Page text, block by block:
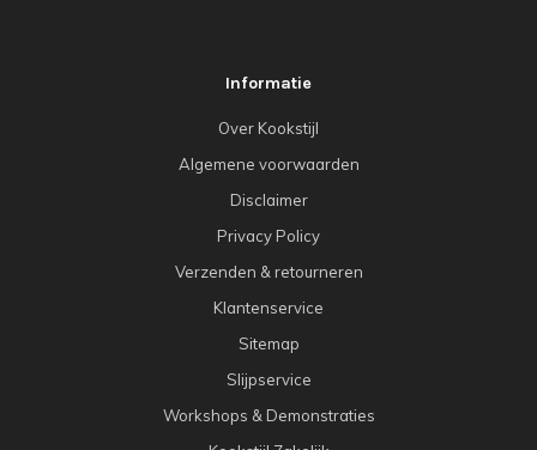
Informatie
Over Kookstijl
Algemene voorwaarden
Disclaimer
Privacy Policy
Verzenden & retourneren
Klantenservice
Sitemap
Slijpservice
Workshops & Demonstraties